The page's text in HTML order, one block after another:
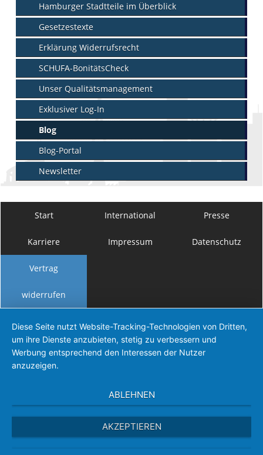
Hamburger Stadtteile im Überblick
Gesetzestexte
Erklärung Widerrufsrecht
SCHUFA-BonitätsCheck
Unser Qualitätsmanagement
Exklusiver Log-In
Blog
Blog-Portal
Newsletter
Start International Presse
Karriere Impressum Datenschutz
Vertrag
widerrufen
Diese Seite nutzt Website-Tracking-Technologien von Dritten,
um ihre Dienste anzubieten, stetig zu verbessern und
Werbung entsprechend den Interessen der Nutzer
anzuzeigen.
ABLEHNEN
AKZEPTIEREN